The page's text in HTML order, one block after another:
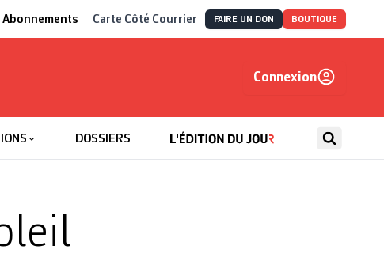
Abonnements Carte Côté Courrier FAIRE UN DON BOUTIQUE
Connexion
DOSSIERS